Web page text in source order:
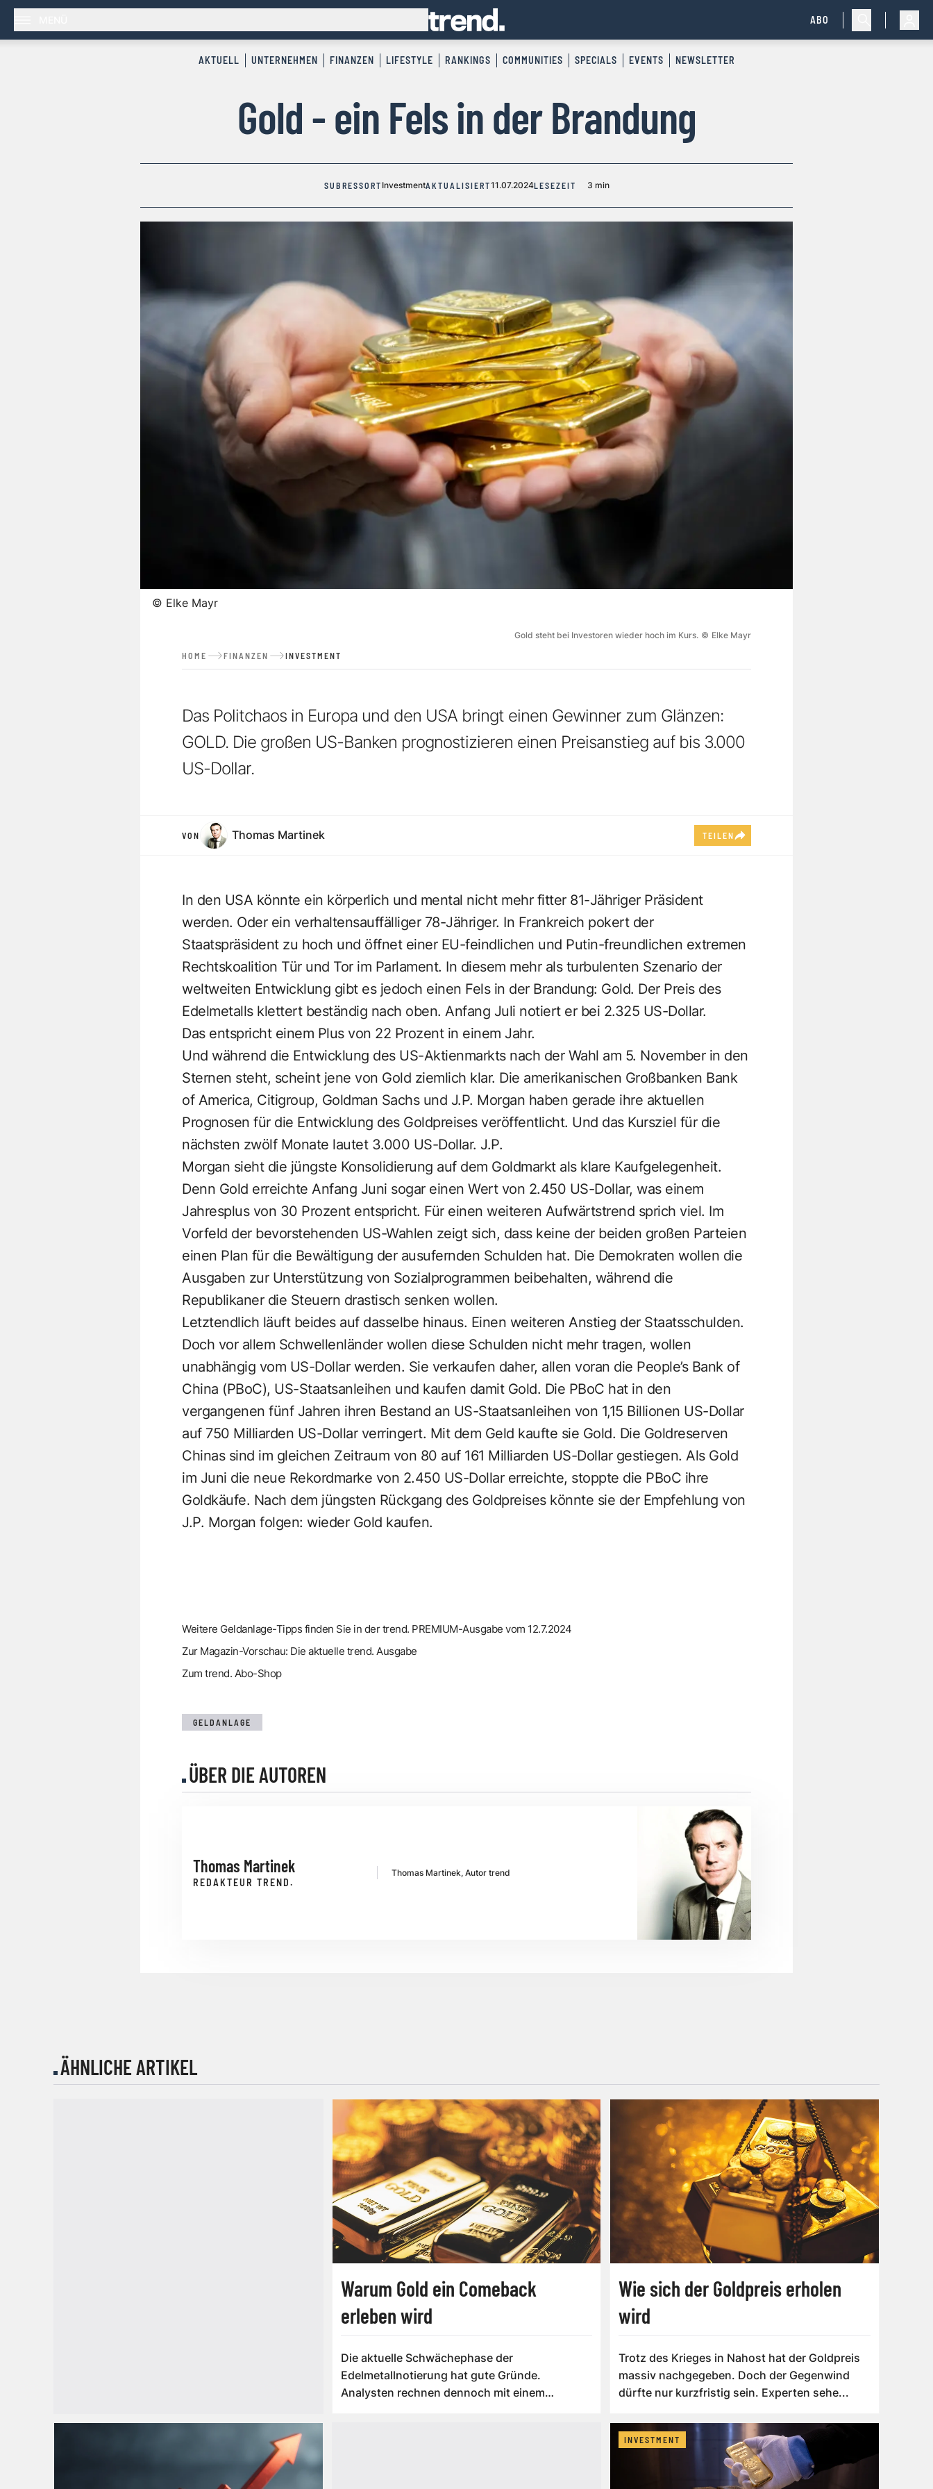
ABO
AKTUELL UNTERNEHMEN FINANZEN LIFESTYLE RANKINGS COMMUNITIES SPECIALS EVENTS NEWSLETTER
Gold - ein Fels in der Brandung
SUBRESSORT InvestmentAKTUALISIERT11.07.2024LESEZEIT 3 min
© Elke Mayr
Gold steht bei Investoren wieder hoch im Kurs. © Elke Mayr
HOME FINANZEN INVESTMENT
Das Politchaos in Europa und den USA bringt einen Gewinner zum Glänzen:
GOLD. Die großen US-Banken prognostizieren einen Preisanstieg auf bis 3.000
US-Dollar.
VON Thomas Martinek TEILEN
In den USA könnte ein körperlich und mental nicht mehr fitter 81-Jähriger Präsident
werden. Oder ein verhaltensauffälliger 78-Jähriger. In Frankreich pokert der
Staatspräsident zu hoch und öffnet einer EU-feindlichen und Putin-freundlichen extremen
Rechtskoalition Tür und Tor im Parlament. In diesem mehr als turbulenten Szenario der
weltweiten Entwicklung gibt es jedoch einen Fels in der Brandung: Gold. Der Preis des
Edelmetalls klettert beständig nach oben. Anfang Juli notiert er bei 2.325 US-Dollar.
Das entspricht einem Plus von 22 Prozent in einem Jahr.
Und während die Entwicklung des US-Aktienmarkts nach der Wahl am 5. November in den
Sternen steht, scheint jene von Gold ziemlich klar. Die amerikanischen Großbanken Bank
of America, Citigroup, Goldman Sachs und J.P. Morgan haben gerade ihre aktuellen
Prognosen für die Entwicklung des Goldpreises veröffentlicht. Und das Kursziel für die
nächsten zwölf Monate lautet 3.000 US-Dollar. J.P.
Morgan sieht die jüngste Konsolidierung auf dem Goldmarkt als klare Kaufgelegenheit.
Denn Gold erreichte Anfang Juni sogar einen Wert von 2.450 US-Dollar, was einem
Jahresplus von 30 Prozent entspricht. Für einen weiteren Aufwärtstrend sprich viel. Im
Vorfeld der bevorstehenden US-Wahlen zeigt sich, dass keine der beiden großen Parteien
einen Plan für die Bewältigung der ausufernden Schulden hat. Die Demokraten wollen die
Ausgaben zur Unterstützung von Sozialprogrammen beibehalten, während die
Republikaner die Steuern drastisch senken wollen.
Letztendlich läuft beides auf dasselbe hinaus. Einen weiteren Anstieg der Staatsschulden.
Doch vor allem Schwellenländer wollen diese Schulden nicht mehr tragen, wollen
unabhängig vom US-Dollar werden. Sie verkaufen daher, allen voran die People’s Bank of
China (PBoC), US-Staatsanleihen und kaufen damit Gold. Die PBoC hat in den
vergangenen fünf Jahren ihren Bestand an US-Staatsanleihen von 1,15 Billionen US-Dollar
auf 750 Milliarden US-Dollar verringert. Mit dem Geld kaufte sie Gold. Die Goldreserven
Chinas sind im gleichen Zeitraum von 80 auf 161 Milliarden US-Dollar gestiegen. Als Gold
im Juni die neue Rekordmarke von 2.450 US-Dollar erreichte, stoppte die PBoC ihre
Goldkäufe. Nach dem jüngsten Rückgang des Goldpreises könnte sie der Empfehlung von
J.P. Morgan folgen: wieder Gold kaufen.
Weitere Geldanlage-Tipps finden Sie in der trend. PREMIUM-Ausgabe vom 12.7.2024
Zur Magazin-Vorschau: Die aktuelle trend. Ausgabe
Zum trend. Abo-Shop
GELDANLAGE
ÜBER DIE AUTOREN
Thomas Martinek
REDAKTEUR TREND.
Thomas Martinek, Autor trend
ÄHNLICHE ARTIKEL
Warum Gold ein Comeback
erleben wird
Die aktuelle Schwächephase der
Edelmetallnotierung hat gute Gründe.
Analysten rechnen dennoch mit einem
Wie sich der Goldpreis erholen
wird
Trotz des Krieges in Nahost hat der Goldpreis
massiv nachgegeben. Doch der Gegenwind
dürfte nur kurzfristig sein. Experten sehe...
INVESTMENT